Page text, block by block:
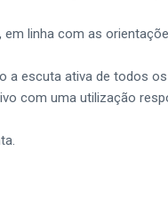
linha com as
escuta ativa de todos
com uma utilização